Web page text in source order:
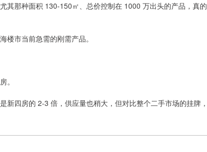
其那种面积 130-150㎡、总价控制在 1000 万出头的产品，真的
楼市当前急需的刚需产品。
。
四房的 2-3 倍，供应量也稍大，但对比整个二手市场的挂牌，